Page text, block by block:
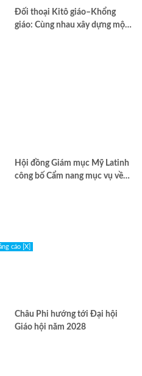
Đối thoại Kitô giáo–Khổng
giáo: Cùng nhau xây dựng một
Hội đồng Giám mục Mỹ Latinh
công bố Cẩm nang mục vụ về
Châu Phi hướng tới Đại hội
Giáo hội năm 2028
cáo [X]